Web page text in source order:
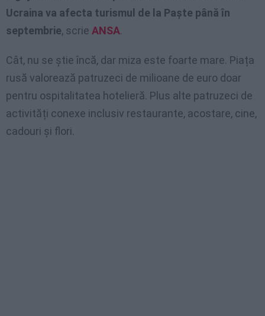
Ucraina va afecta turismul de la Paște până în
septembrie, scrie ANSA.
Cât, nu se știe încă, dar miza este foarte mare. Piața
rusă valorează patruzeci de milioane de euro doar
pentru ospitalitatea hotelieră. Plus alte patruzeci de
activități conexe inclusiv restaurante, acostare, cine,
cadouri și flori.